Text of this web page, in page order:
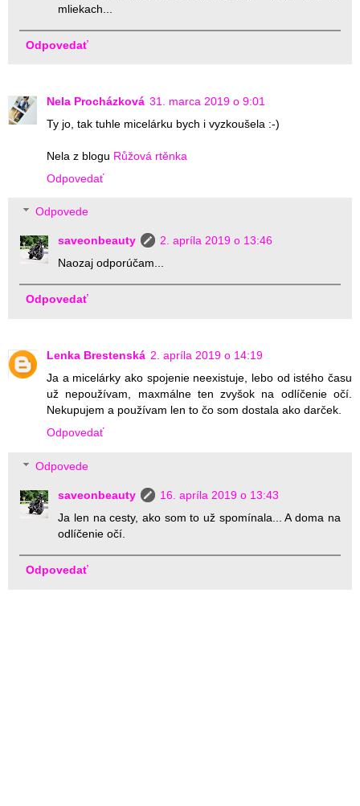
mliekach...
Odpovedať
Nela Procházková 31. marca 2019 o 9:01
Ty jo, tak tuhle micelárku bych i vyzkoušela :-)
Nela z blogu Růžová rtěnka
Odpovedať
Odpovede
saveonbeauty
2. apríla 2019 o 13:46
Naozaj odporúčam...
Odpovedať
Lenka Brestenská 2. apríla 2019 o 14:19
Ja a micelárky ako spojenie neexistuje, lebo od istého času
už nepoužívam, maxmálne ten zvyšok na odlíčenie očí.
Nekupujem a používam len to čo som dostala ako darček.
Odpovedať
Odpovede
saveonbeauty
16. apríla 2019 o 13:43
Ja len na cesty, ako som to už spomínala... A doma na
odlíčenie očí.
Odpovedať